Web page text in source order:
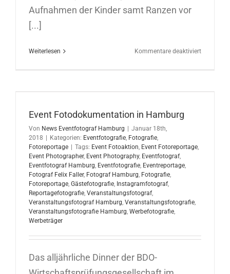
Aufnahmen der Kinder samt Ranzen vor
[...]
Weiterlesen Kommentare deaktiviertfür
Event Fotodokumentation in Hamburg
Von News Eventfotograf Hamburg
Januar 18th,
2018
Kategorien: Eventfotografie, Fotografie,
Fotoreportage
Tags: Event Fotoaktion, Event Fotoreportage,
Event Photographer, Event Photography, Eventfotograf,
Eventfotograf Hamburg, Eventfotografie, Eventreportage,
Fotograf Felix Faller, Fotograf Hamburg, Fotografie,
Fotoreportage, Gästefotografie, Instagramfotograf,
Reportagefotografie, Veranstaltungsfotograf,
Veranstaltungsfotograf Hamburg, Veranstaltungsfotografie,
Veranstaltungsfotografie Hamburg, Werbefotografie,
Werbeträger
Das alljährliche Dinner der BDO-